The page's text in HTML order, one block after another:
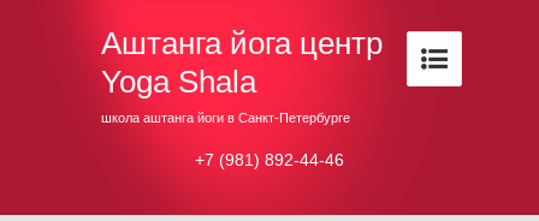
Аштанга йога центр
Yoga Shala
школа аштанга йоги в Санкт-Петербурге
+7 (981) 892-44-46